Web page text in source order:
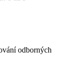
odborných